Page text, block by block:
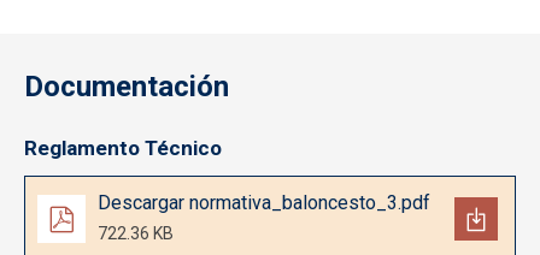
Documentación
Reglamento Técnico
Documento
Descargar normativa_baloncesto_3.pdf
722.36 KB